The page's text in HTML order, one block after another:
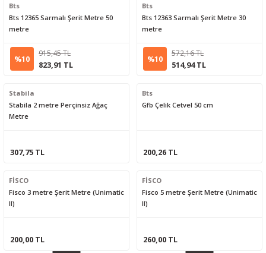
Bts
Bts 12365 Sarmalı Şerit Metre 50
metre
%10
915,45 TL
823,91 TL
Bts
Bts 12363 Sarmalı Şerit Metre 30
metre
%10
572,16 TL
514,94 TL
Stabila
Stabila 2 metre Perçinsiz Ağaç
Metre
307,75 TL
Bts
Gfb Çelik Cetvel 50 cm
200,26 TL
FİSCO
Fisco 3 metre Şerit Metre (Unimatic
II)
200,00 TL
FİSCO
Fisco 5 metre Şerit Metre (Unimatic
II)
260,00 TL